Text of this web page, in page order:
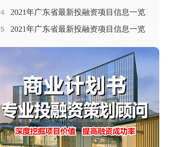
4 2021年广东省最新投融资项目信息一览
5 2021年广东省最新投融资项目信息一览